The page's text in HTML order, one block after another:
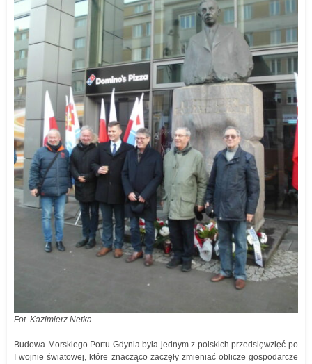
Fot. Kazimierz Netka.
Budowa Morskiego Portu Gdynia była jednym z polskich przedsięwzięć po
I wojnie światowej, które znacząco zaczęły zmieniać oblicze gospodarcze